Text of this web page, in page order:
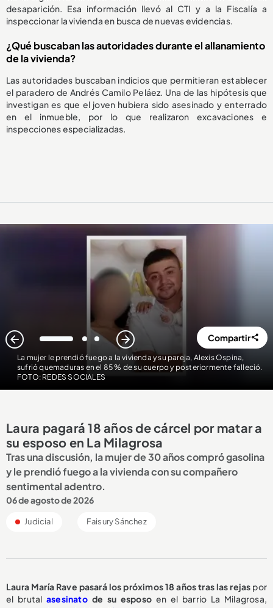
desaparición. Esa información llevó al CTI y a la Fiscalía a
inspeccionar la vivienda en busca de nuevas evidencias.
¿Qué buscaban las autoridades durante el allanamiento
de la vivienda?
Las autoridades buscaban indicios que permitieran establecer
el paradero de Andrés Camilo Peláez. Una de las hipótesis que
investigan es que el joven hubiera sido asesinado y enterrado
en el inmueble, por lo que realizaron excavaciones e
inspecciones especializadas.
La mujer le prendió fuego a la vivienda y su pareja, Alexis Ospina,
sufrió quemaduras en el 85 % de su cuerpo y posteriormente falleció.
FOTO: REDES SOCIALES
1 2 3 Compartir
Laura pagará 18 años de cárcel por matar a
su esposo en La Milagrosa
Tras una discusión, la mujer de 30 años compró gasolina
y le prendió fuego a la vivienda con su compañero
sentimental adentro.
06 de agosto de 2026
Judicial Faisury Sánchez
Laura María Rave pasará lospróximos 18 añostras las rejas por
el brutalasesinatode su esposo en el barrio La Milagrosa,